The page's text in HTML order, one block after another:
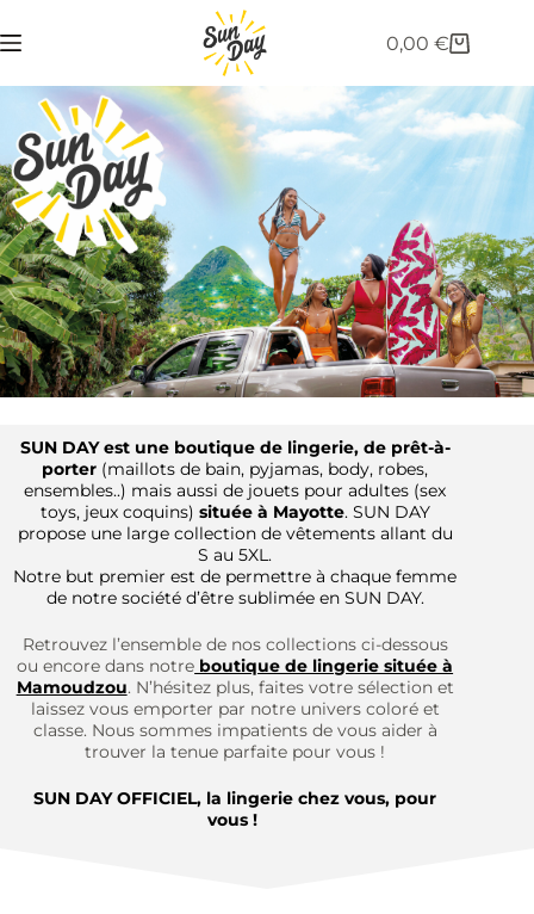
0,00€
SUN DAY est une boutique de lingerie, de prêt-à-
porter (maillots de bain, pyjamas, body, robes,
ensembles..) mais aussi de jouets pour adultes (sex
toys, jeux coquins) située à Mayotte. SUN DAY
propose une large collection de vêtements allant du
S au 5XL.
Notre but premier est de permettre à chaque femme
de notre société d’être sublimée en SUN DAY.
Retrouvez l’ensemble de nos collections ci-dessous
ou encore dans notre boutique de lingerie située à
Mamoudzou. N’hésitez plus, faites votre sélection et
laissez vous emporter par notre univers coloré et
classe. Nous sommes impatients de vous aider à
trouver la tenue parfaite pour vous !
SUN DAY OFFICIEL, la lingerie chez vous, pour
vous !